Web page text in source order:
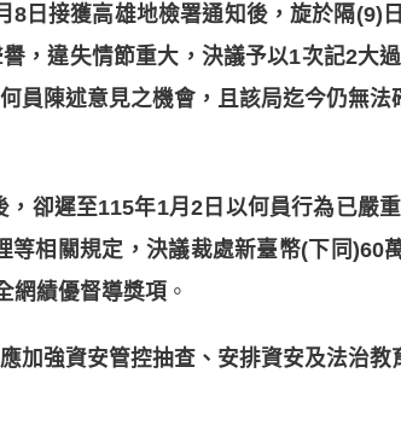
8日接獲高雄地檢署通知後，旋於隔(9)
，違失情節重大，決議予以1次記2大
員陳述意見之機會，且該局迄今仍無
，卻遲至115年1月2日以何員行為已嚴
等相關規定，決議裁處新臺幣(下同)60
網績優督導獎項 。
加強資安管控抽查、安排資安及法治教